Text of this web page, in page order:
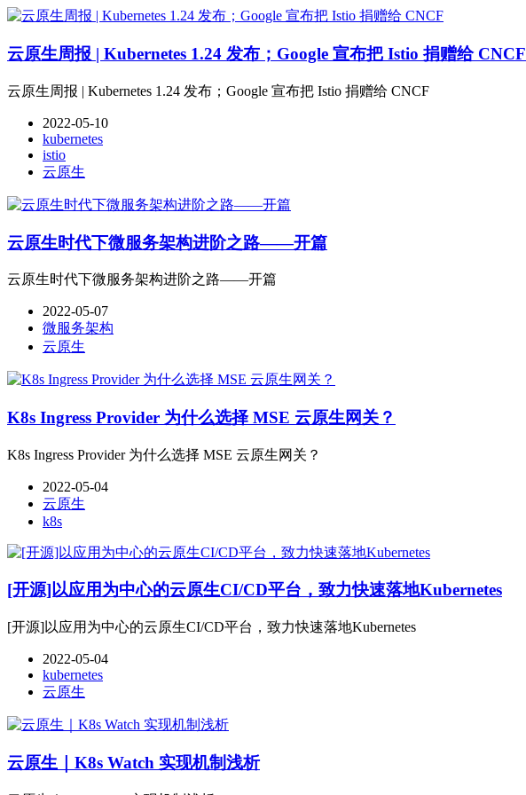
云原生周报 | Kubernetes 1.24 发布；Google 宣布把 Istio 捐赠给 CNCF
云原生周报 | Kubernetes 1.24 发布；Google 宣布把 Istio 捐赠给 CNCF
2022-05-10
kubernetes
istio
云原生
云原生时代下微服务架构进阶之路——开篇
云原生时代下微服务架构进阶之路——开篇
2022-05-07
微服务架构
云原生
K8s Ingress Provider 为什么选择 MSE 云原生网关？
K8s Ingress Provider 为什么选择 MSE 云原生网关？
2022-05-04
云原生
k8s
[开源]以应用为中心的云原生CI/CD平台，致力快速落地Kubernetes
[开源]以应用为中心的云原生CI/CD平台，致力快速落地Kubernetes
2022-05-04
kubernetes
云原生
云原生｜K8s Watch 实现机制浅析